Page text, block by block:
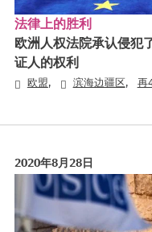
法律上的胜利
欧洲人权法院承认侵犯
证人的权利
欧盟, 滨海边疆区, 再
2020年8月28日